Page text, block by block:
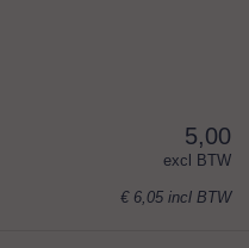
5,00
excl BTW
€ 6,05 incl BTW